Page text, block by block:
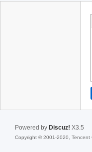
Powered by Discuz! X3.5
Copyright © 2001-2020, Tencent